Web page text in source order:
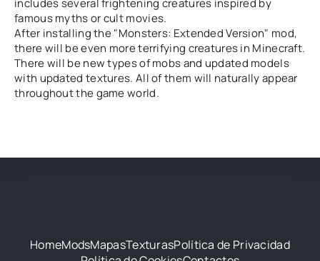
includes several frightening creatures inspired by
famous myths or cult movies.
After installing the "Monsters: Extended Version" mod,
there will be even more terrifying creatures in Minecraft.
There will be new types of mobs and updated models
with updated textures. All of them will naturally appear
throughout the game world.
HomeModsMapasTexturasPolítica de Privacidad